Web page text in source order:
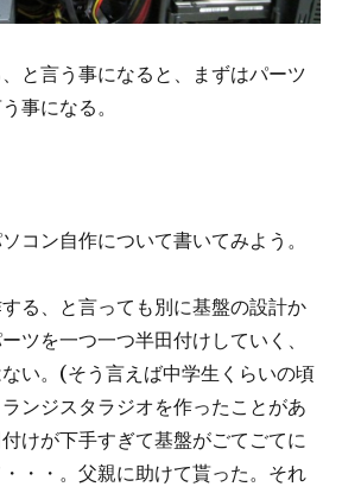
と言う事になると、まずはパーツ
事になる。
コン自作について書いてみよう。
る、と言っても別に基盤の設計か
ツを一つ一つ半田付けしていく、
い。(そう言えば中学生くらいの頃
ンジスタラジオを作ったことがあ
けが下手すぎて基盤がごてごてに
・・。父親に助けて貰った。それ